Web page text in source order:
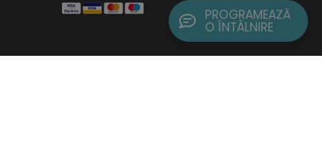
PROGRAMEAZĂ
O ÎNTÂLNIRE